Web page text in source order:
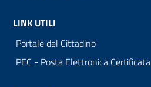
LINK UTILI
Portale del Cittadino
PEC - Posta Elettronica Certificata